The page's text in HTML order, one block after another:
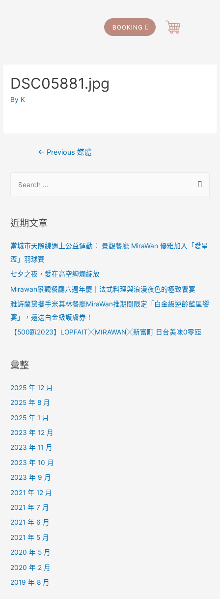
BOOKING
DSC05881.jpg
By K
← Previous 媒體
近期文章
當城市天際線遇上公益運動： 景觀餐廳 MiraWan 優雅加入「愛星
盃」羽球賽
七夕之夜，愛在高空絢爛綻放
Mirawan景觀餐廳六週年慶｜法式料理與浪漫夜色的極致饗宴
雅詩蘭黛攜手米其林餐廳MiraWan推期間限定「白金級逆齡藍區饗
宴」，還送白金級護膚券！
【500趴2023】LOPFAIT╳MIRAWAN╳新富町 日台美味0零距
彙整
2025 年 12 月
2025 年 8 月
2025 年 1 月
2023 年 12 月
2023 年 11 月
2023 年 10 月
2023 年 9 月
2021 年 12 月
2021 年 7 月
2021 年 6 月
2021 年 5 月
2020 年 5 月
2020 年 2 月
2019 年 8 月